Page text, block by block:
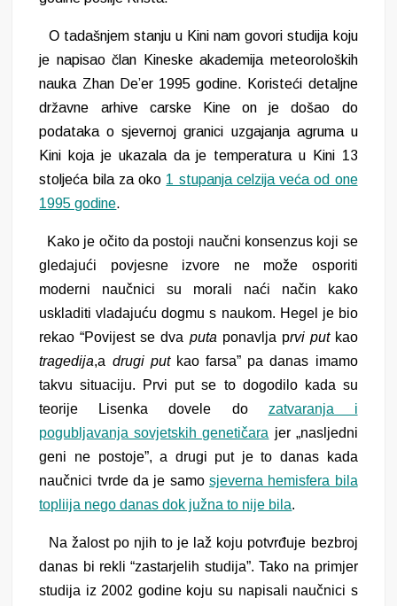
O tadašnjem stanju u Kini nam govori studija koju
je napisao član Kineske akademija meteoroloških
nauka Zhan De’er 1995 godine. Koristeći detaljne
državne arhive carske Kineonje došao do
podataka o sjevernoj granici uzgajanja agruma u
Kini koja je ukazala da je temperatura u Kini 13
stoljeća bila za oko 1 stupanja celzija veća od one
1995 godine.
Kako je očito da postoji naučni konsenzus koji se
gledajući povjesne izvore ne može osporiti
moderni naučnici su morali naći način kako
uskladiti vladajuću dogmu s naukom. Hegel je bio
rekao“Povijest se dva puta ponavlja prvi put kao
tragedija,a drugi put kao farsa” pa danas imamo
takvu situaciju. Prvi put se to dogodilo kada su
teorije Lisenka dovele do zatvaranja i
pogubljavanja sovjetskih genetičara jer „nasljedni
geni ne postoje”, a drugi put je to danas kada
naučnici tvrde da je samo sjeverna hemisfera bila
topliija nego danas dok južna to nije bila.
Na žalost po njih to je laž koju potvrđuje bezbroj
danas bi rekli “zastarjelih studija”. Tako na primjer
studija iz 2002 godine koju su napisali naučnici s